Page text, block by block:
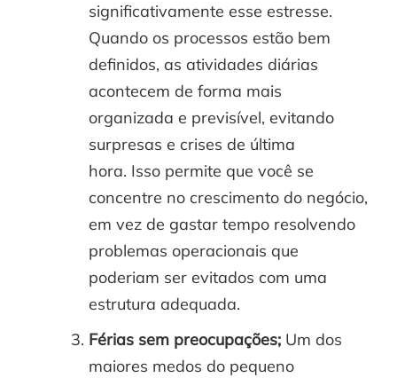
significativamente esse estresse.
Quando os processos estão bem
definidos, as atividades diárias
acontecem de forma mais
organizada e previsível, evitando
surpresas e crises de última
hora. Isso permite que você se
concentre no crescimento do negócio,
em vez de gastar tempo resolvendo
problemas operacionais que
poderiam ser evitados com uma
estrutura adequada.
Férias sem preocupações; Um dos
maiores medos do pequeno